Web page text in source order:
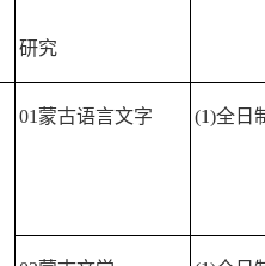
研究
01 蒙古语言文字 (1)全日